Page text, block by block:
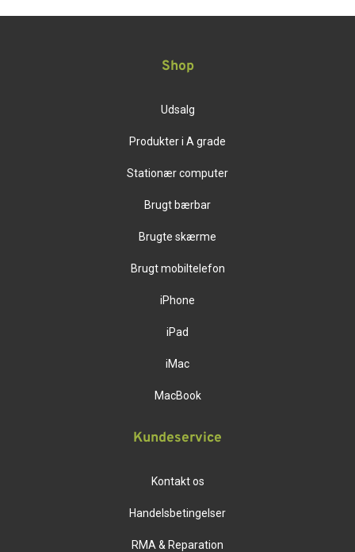
Shop
Udsalg
Produkter i A grade
Stationær computer
Brugt bærbar
Brugte skærme
Brugt mobiltelefon
iPhone
iPad
iMac
MacBook
Kundeservice
Kontakt os
Handelsbetingelser
RMA & Reparation